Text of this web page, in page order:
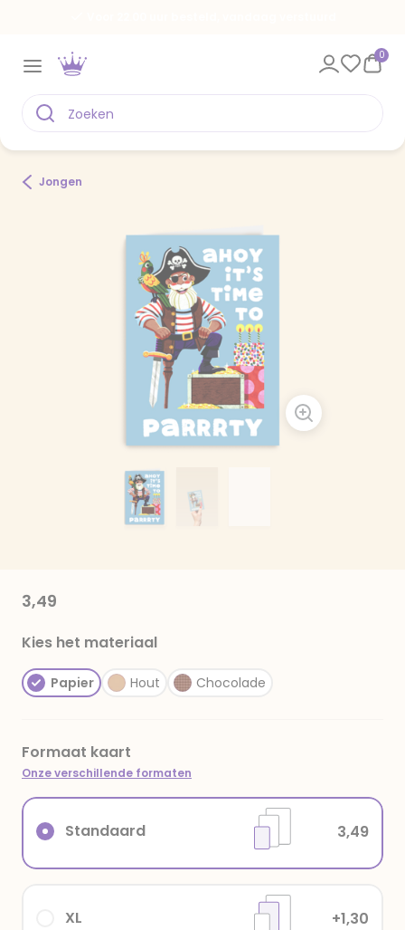
0
Jongen
3,49
Kies het materiaal
Papier Hout Chocolade
Formaat kaart
Onze verschillende formaten
XL +1,30
Standaard 3,49